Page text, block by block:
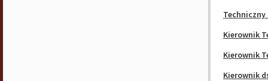
Techniczny
Kierownik
Kierownik
Kierownik